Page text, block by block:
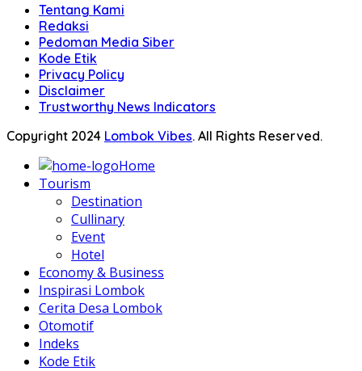
Tentang Kami
Redaksi
Pedoman Media Siber
Kode Etik
Privacy Policy
Disclaimer
Trustworthy News Indicators
Copyright 2024 Lombok Vibes. All Rights Reserved.
Home
Tourism
Destination
Cullinary
Event
Hotel
Economy & Business
Inspirasi Lombok
Cerita Desa Lombok
Otomotif
Indeks
Kode Etik